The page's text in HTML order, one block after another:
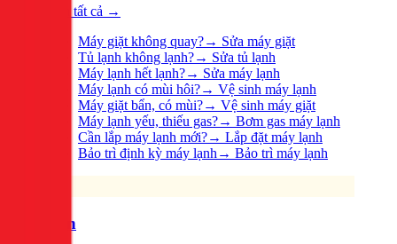
Xem tất cả →
Máy giặt không quay?→ Sửa máy giặt
Tủ lạnh không lạnh?→ Sửa tủ lạnh
Máy lạnh hết lạnh?→ Sửa máy lạnh
Máy lạnh có mùi hôi?→ Vệ sinh máy lạnh
Máy giặt bẩn, có mùi?→ Vệ sinh máy giặt
Máy lạnh yếu, thiếu gas?→ Bơm gas máy lạnh
Cần lắp máy lạnh mới?→ Lắp đặt máy lạnh
Bảo trì định kỳ máy lạnh→ Bảo trì máy lạnh
Điện